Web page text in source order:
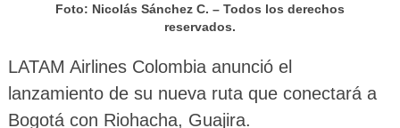
Foto: Nicolás Sánchez C. – Todos los derechos
reservados.
LATAM Airlines Colombia anunció el
lanzamiento de su nueva ruta que conectará a
Bogotá con Riohacha, Guajira.